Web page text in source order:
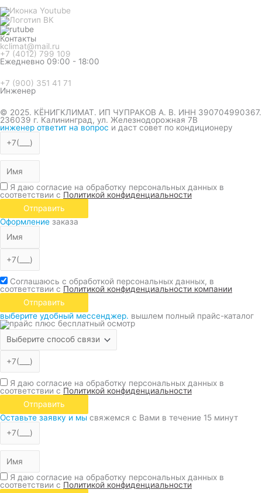
Контакты
kclimat@mail.ru
+7 (4012) 799 109
Ежедневно 09:00 - 18:00
+7 (900) 351 41 71
Инженер
© 2025. КЁНИГКЛИМАТ. ИП ЧУПРАКОВ А. В. ИНН 390704990367.
236039 г. Калининград, ул. Железнодорожная 7В
инженер ответит на вопрос и даст совет по кондиционеру
Я даю согласие на обработку персональных данных в
соответствии с Политикой конфиденциальности
Отправить
Оформление заказа
Соглашаюсь с обработкой персональных данных, в
соответствии с Политикой конфиденциальности компании
Отправить
выберите удобный мессенджер. вышлем полный прайс-каталог
Я даю согласие на обработку персональных данных в
соответствии с Политикой конфиденциальности
Отправить
Оставьте заявку и мы свяжемся с Вами в течение 15 минут
Я даю согласие на обработку персональных данных в
соответствии с Политикой конфиденциальности